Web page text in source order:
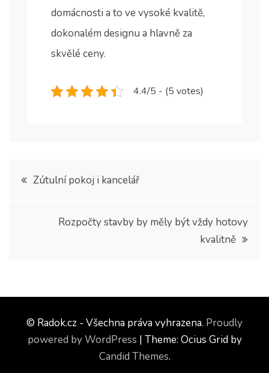
domácnosti a to ve vysoké kvalitě,
dokonalém designu a hlavně za
skvělé ceny.
4.4/5 - (5 votes)
Navigace
Zútulní pokoj i kancelář
Rozpočty stavby by měly být vždy hotovy
kvalitně
© Radok.cz - Všechna práva vyhrazena. Proudly
powered by WordPress | Theme: Ocius Grid by
Candid Themes.